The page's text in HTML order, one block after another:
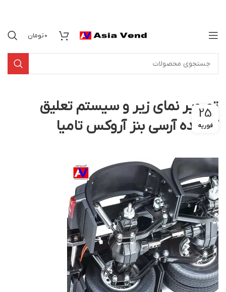
0تومان
تصویر نمای زیر و سیستم تعلیق
کشنده آرسی بنز آروکس تامیا
25
فوریه